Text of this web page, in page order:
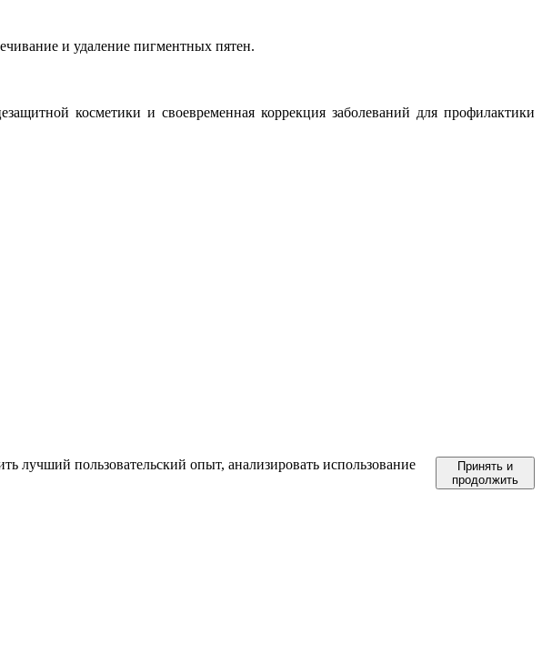
и удаление пигментных пятен.
косметики и своевременная коррекция заболеваний для профилактики
лучший пользовательский опыт, анализировать использование
Принять и
продолжить